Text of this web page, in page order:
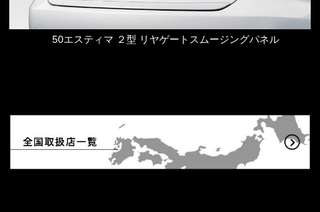
50エスティマ ２型 リヤゲートスムージングパネル